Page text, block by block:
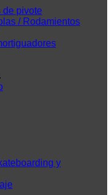
de pivote
/ Rodamientos
y